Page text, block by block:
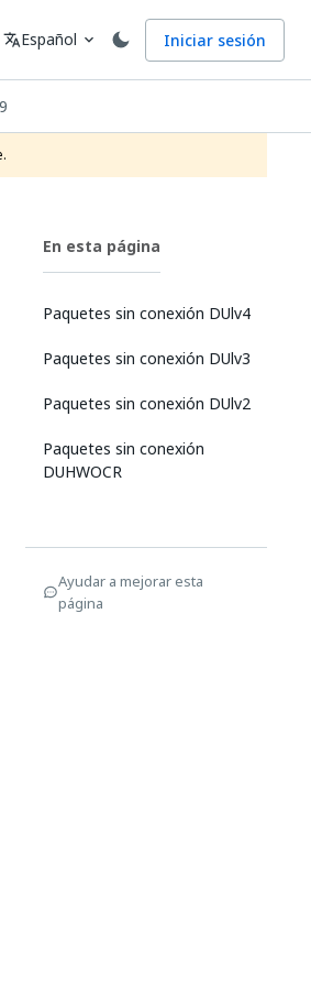
translateEspañol expand_more Iniciar sesión
En esta página
Paquetes sin conexión DUlv4
Paquetes sin conexión DUlv3
Paquetes sin conexión DUlv2
Paquetes sin conexión
DUHWOCR
Ayudar a mejorar esta
página